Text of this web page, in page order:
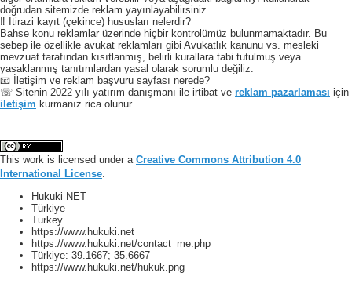
doğrudan sitemizde reklam yayınlayabilirsiniz.
‼️ İtirazi kayıt (çekince) hususları nelerdir?
Bahse konu reklamlar üzerinde hiçbir kontrolümüz bulunmamaktadır. Bu
sebep ile özellikle avukat reklamları gibi Avukatlık kanunu vs. mesleki
mevzuat tarafından kısıtlanmış, belirli kurallara tabi tutulmuş veya
yasaklanmış tanıtımlardan yasal olarak sorumlu değiliz.
📧 İletişim ve reklam başvuru sayfası nerede?
☏ Sitenin 2022 yılı yatırım danışmanı ile irtibat ve reklam pazarlaması için
iletişim kurmanız rica olunur.
This work is licensed under a Creative Commons Attribution 4.0
International License
Hukuki NET
Türkiye
Turkey
https://www.hukuki.net
https://www.hukuki.net/contact_me.php
Türkiye: 39.1667; 35.6667
https://www.hukuki.net/hukuk.png